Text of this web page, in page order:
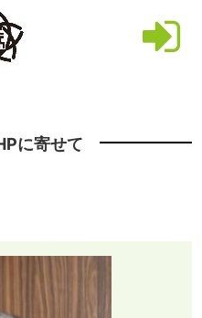
に寄せて